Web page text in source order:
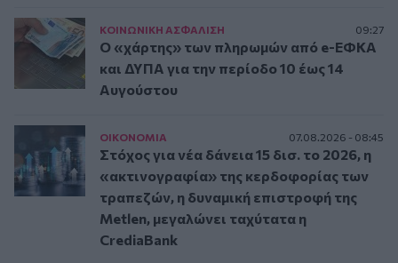
ΚΟΙΝΩΝΙΚΗ ΑΣΦAΛΙΣΗ 09:27
Ο «χάρτης» των πληρωμών από e-ΕΦΚΑ
και ΔΥΠΑ για την περίοδο 10 έως 14
Αυγούστου
ΟΙΚΟΝΟΜΙΑ 07.08.2026 - 08:45
Στόχος για νέα δάνεια 15 δισ. το 2026, η
«ακτινογραφία» της κερδοφορίας των
τραπεζών, η δυναμική επιστροφή της
Metlen, μεγαλώνει ταχύτατα η
CrediaBank